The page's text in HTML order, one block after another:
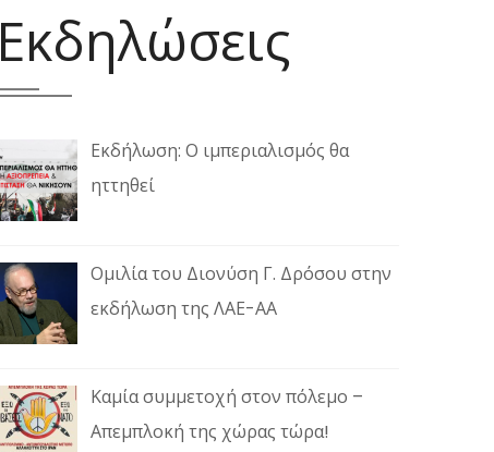
Εκδηλώσεις
Εκδήλωση: Ο ιμπεριαλισμός θα
ηττηθεί
Ομιλία του Διονύση Γ. Δρόσου στην
εκδήλωση της ΛΑΕ-ΑΑ
Καμία συμμετοχή στον πόλεμο –
Απεμπλοκή της χώρας τώρα!